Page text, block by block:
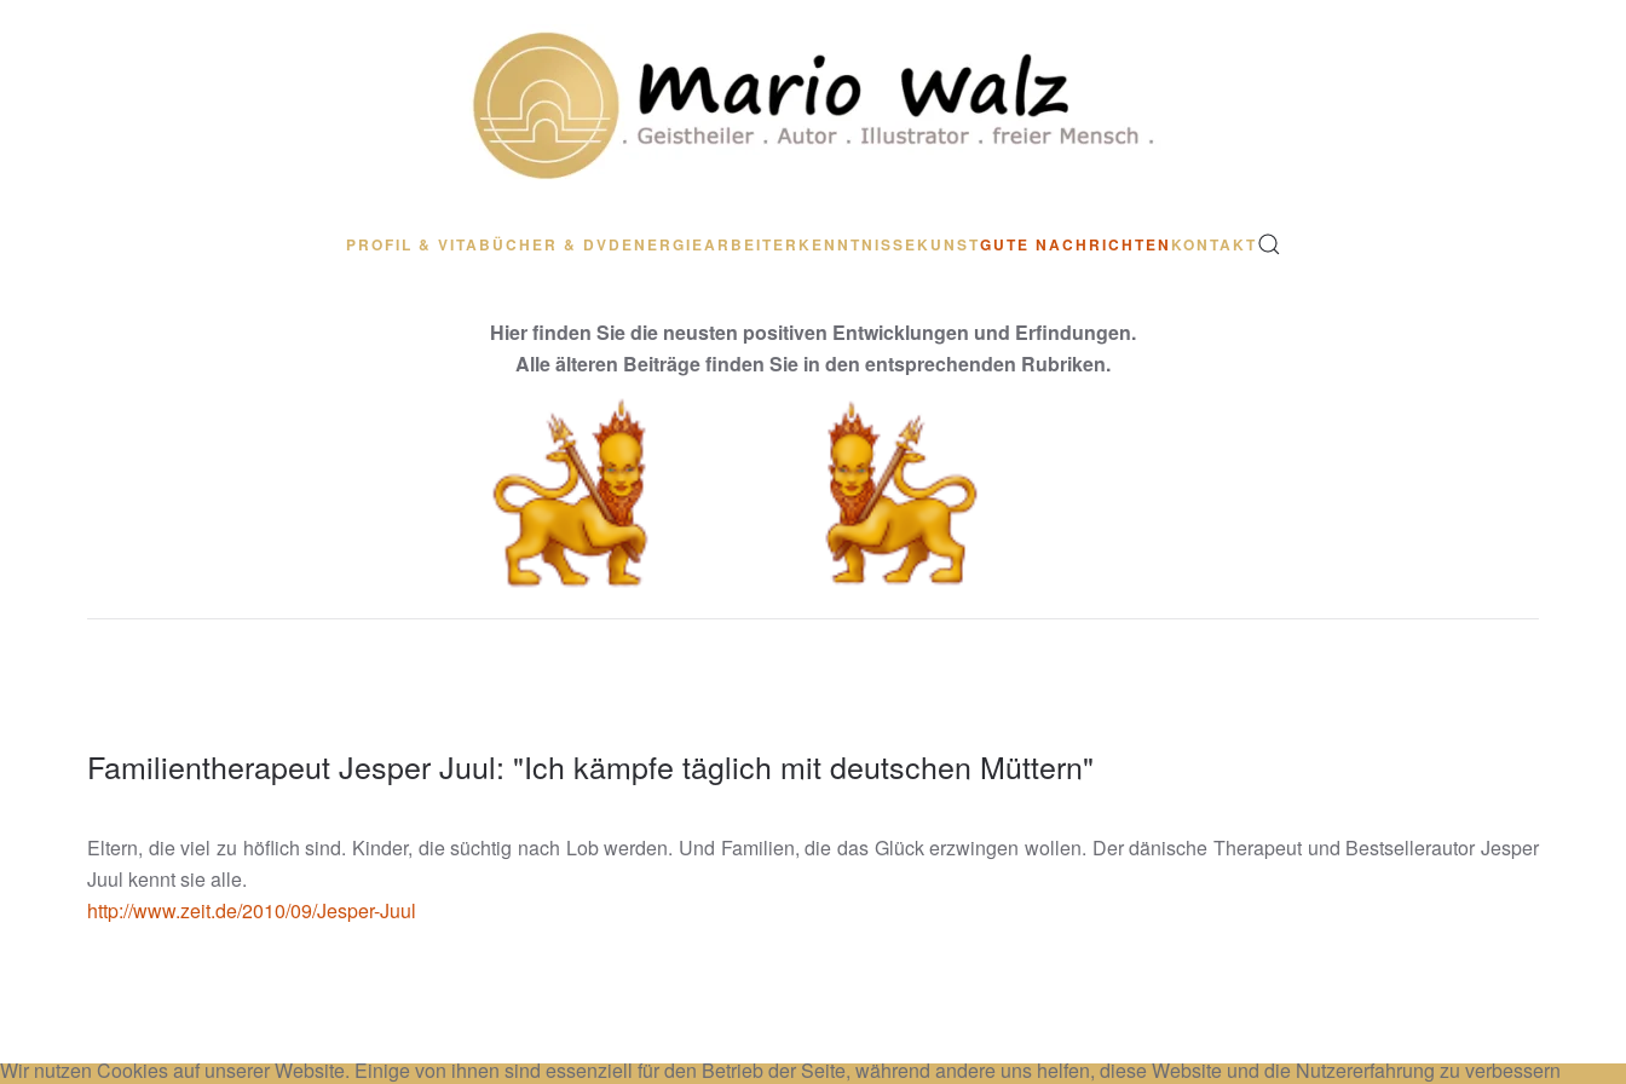
PROFIL & VITA BÜCHER & DVD ENERGIEARBEITERKENNTNISSEKUNSTGUTE NACHRICHTEN KONTAKT
Hier finden Sie die neusten positiven Entwicklungen und Erfindungen.
Alle älteren Beiträge finden Sie in den entsprechenden Rubriken.
Familientherapeut Jesper Juul: "Ich kämpfe täglich mit deutschen Müttern"
Eltern, die viel zu höflich sind. Kinder, die süchtig nach Lob werden. Und Familien, die das Glück erzwingen wollen. Der dänische Therapeut und Bestsellerautor Jesper
Juul kennt sie alle.
http://www.zeit.de/2010/09/Jesper-Juul
Wir nutzen Cookies auf unserer Website. Einige von ihnen sind essenziell für den Betrieb der Seite, während andere uns helfen, diese Website und die Nutzererfahrung zu verbessern